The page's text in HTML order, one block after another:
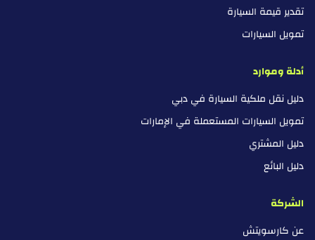
تقدير قيمة السيارة
تمويل السيارات
أدلة وموارد
دليل نقل ملكية السيارة في دبي
تمويل السيارات المستعملة في الإمارات
دليل المشتري
دليل البائع
الشركة
عن كارسويتش